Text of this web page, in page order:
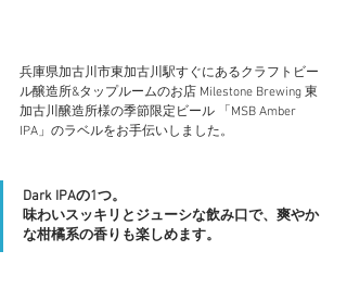
兵庫県加古川市東加古川駅すぐにあるクラフトビー
ル醸造所&タップルームのお店 Milestone Brewing 東
加古川醸造所様の季節限定ビール 「MSB Amber
IPA」のラベルをお手伝いしました。
Dark IPAの1つ。
味わいスッキリとジューシな飲み口で、爽やか
な柑橘系の香りも楽しめます。